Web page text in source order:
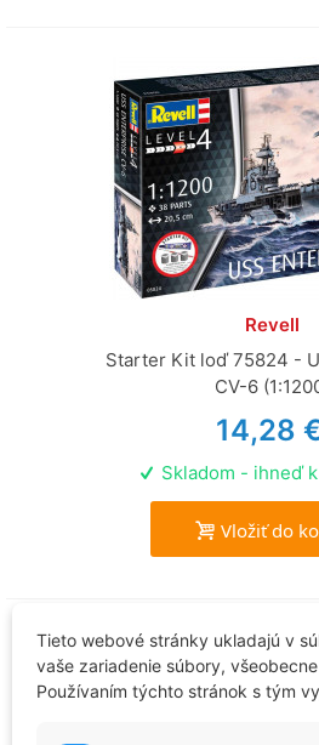
Revell
Starter Kit loď 75824 -
CV-6
14,28
Skladom - ihneď
Vložiť do
Tieto webové stránky ukladajú v
vaše zariadenie súbory,
Používaním týchto stránok s tým